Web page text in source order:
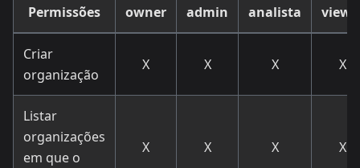
Permissões owner admin analista
Criar
organização
X X X X
Listar
organizações
em que o
X X X X